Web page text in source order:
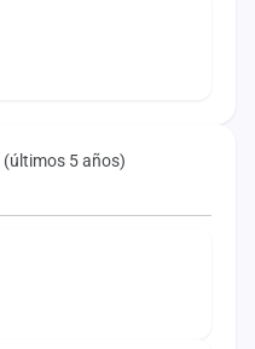
(últimos 5 años)